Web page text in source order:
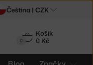
0
Košík
0 Kč
Čeština | CZK